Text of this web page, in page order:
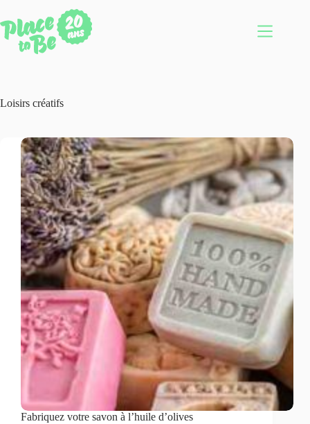
au
contenu
Loisirs créatifs
Fabriquez votre savon à l’huile d’olives